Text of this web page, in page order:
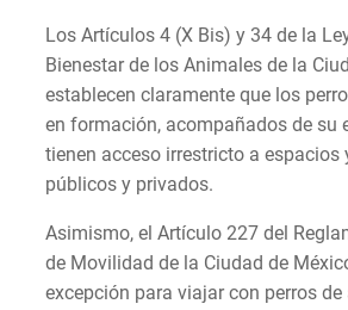
Los Artículos 4 (X Bis) y 34 de la
Bienestar de los Animales de la
establecen claramente que los
en formación, acompañados de su
tienen acceso irrestricto a espacios
públicos y privados.
Asimismo, el Artículo 227 del
de Movilidad de la Ciudad de
excepción para viajar con perros